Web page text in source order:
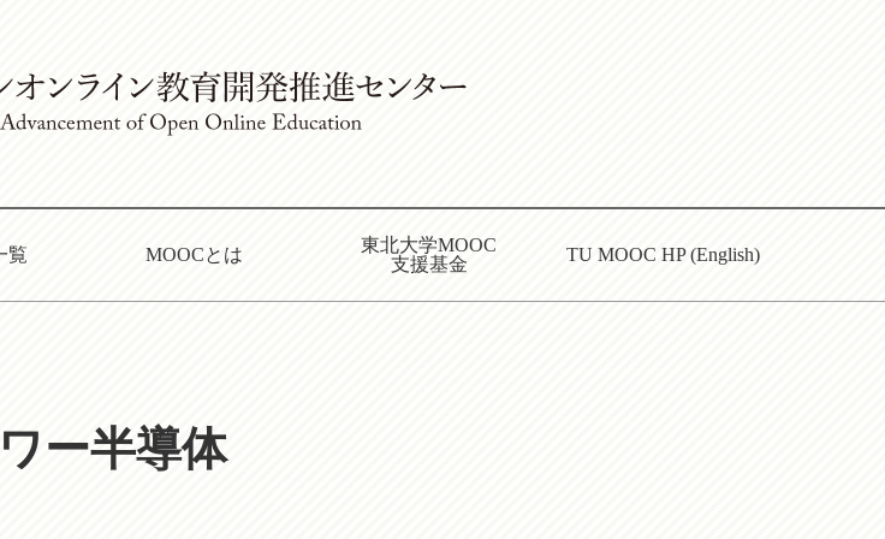
覧 MOOCとは
東北大学MOOC
支援基金
TU MOOC HP (English)
ー半導体